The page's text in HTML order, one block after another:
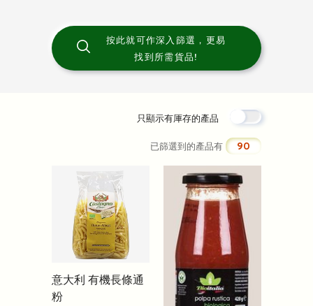
按此就可作深入篩選，更易
找到所需貨品!
只顯示有厙存的產品
已篩選到的產品有 90
意大利 有機長條通
粉